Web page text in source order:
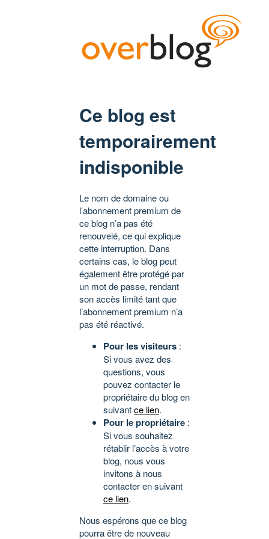
Ce blog est
temporairement
indisponible
Le nom de domaine ou
l’abonnement premium de
ce blog n’a pas été
renouvelé, ce qui explique
cette interruption. Dans
certains cas, le blog peut
également être protégé par
un mot de passe, rendant
son accès limité tant que
l’abonnement premium n’a
pas été réactivé.
Pour les visiteurs :
Si vous avez des
questions, vous
pouvez contacter le
propriétaire du blog en
suivantce lien.
Pour le propriétaire :
Si vous souhaitez
rétablir l’accès à votre
blog, nous vous
invitons à nous
contacter en suivant
ce lien.
Nous espérons que ce blog
pourra être de nouveau